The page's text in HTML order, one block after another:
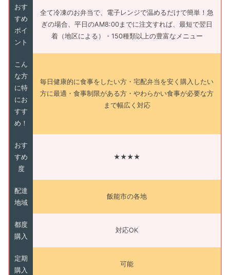
おす
すめ
ポイ
ント
全て冷凍のお弁当で、電子レンジで温めるだけで簡単！急
ぎの場合、平日のAM8:00までに注文すれば、最短で翌日
着（地区による）・150種類以上の豊富なメニュー
こん
な方
に特
にお
すす
め！
毎日健康的に食事をしたい方・宅配弁当を安く購入したい
方に最適・食事制限がある方・やわらかい食事が必要な方
まで幅広く対応
おす
すめ
度
★★★★
配達
地域
飯能市の各地
都度
購入
対応OK
定期
購入
可能